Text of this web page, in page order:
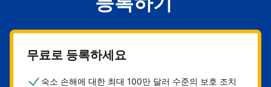
비앤비
무료로 등록하세요
숙소 손해에 대한 최대 100만 달러 수준의 보호 조치